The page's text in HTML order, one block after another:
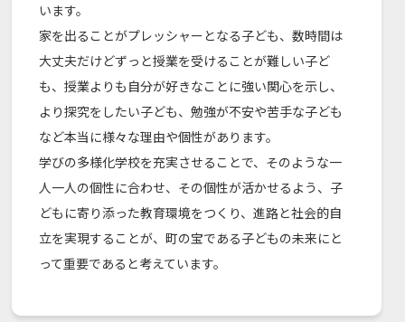
います。
家を出ることがプレッシャーとなる子ども、数時間は
大丈夫だけどずっと授業を受けることが難しい子ど
も、授業よりも自分が好きなことに強い関心を示し、
より探究をしたい子ども、勉強が不安や苦手な子ども
など本当に様々な理由や個性があります。
学びの多様化学校を充実させることで、そのような一
人一人の個性に合わせ、その個性が活かせるよう、子
どもに寄り添った教育環境をつくり、進路と社会的自
立を実現することが、町の宝である子どもの未来にと
って重要であると考えています。